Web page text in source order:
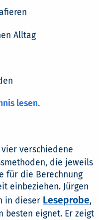
lesen.
Alltag
vier verschiedene
die jeweils
für die Berechnung
einbeziehen. Jürgen
in dieser Leseprobe,
besten eignet. Er zeigt